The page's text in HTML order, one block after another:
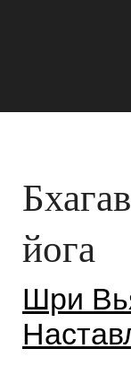
йога
Шри